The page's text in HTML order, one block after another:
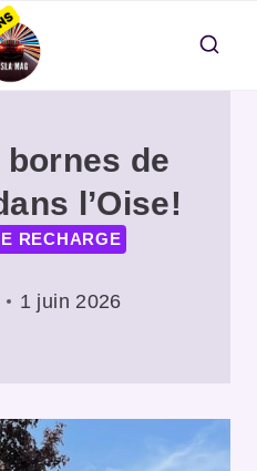
de
l’Oise!
RECHARGE
1 juin 2026